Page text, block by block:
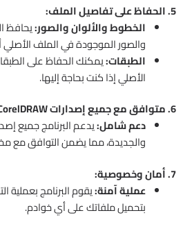
5. الحفاظ على تفاصيل الملف:
الخطوط والألوان والصور:يحافظ
والصور الموجودة في الملف الأصلي
الطبقات:يمكنك الحفاظ على
الأصلي إذا كنت بحاجة إليها.
6. متوافق مع جميع إصدارات CorelDRAW:
دعم شامل:
والجديدة، مما يضمن التوافق مع
7. أمان وخصوصية:
عملية آمنة:يقوم البرنامج بعملية
بتحميل ملفاتك على أي خوادم.